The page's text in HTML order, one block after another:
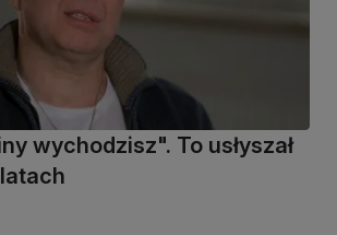
wychodzisz". To usłyszał